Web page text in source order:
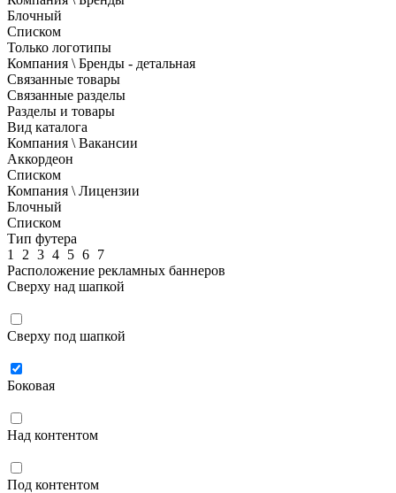
Блочный
Списком
Только логотипы
Компания \ Бренды - детальная
Связанные товары
Связанные разделы
Разделы и товары
Вид каталога
Компания \ Вакансии
Аккордеон
Списком
Компания \ Лицензии
Блочный
Списком
Тип футера
1
2 3 4 5 6 7
Расположение рекламных баннеров
Сверху над шапкой
Сверху под шапкой
Боковая
Над контентом
Под контентом